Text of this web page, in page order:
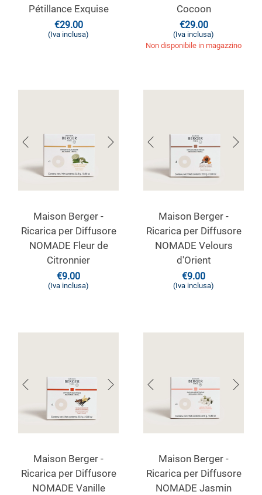
Pétillance Exquise
€29.00
(Iva inclusa)
Cocoon
€29.00
(Iva inclusa)
Non disponibile in magazzino
Maison Berger -
Ricarica per Diffusore
NOMADE Fleur de
Citronnier
€9.00
(Iva inclusa)
Maison Berger -
Ricarica per Diffusore
NOMADE Velours
d'Orient
€9.00
(Iva inclusa)
Maison Berger -
Ricarica per Diffusore
NOMADE Vanille
Maison Berger -
Ricarica per Diffusore
NOMADE Jasmin